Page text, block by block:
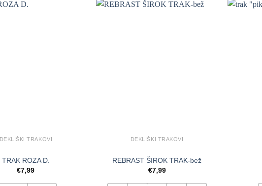
DEKLIŠKI TRAKOVI
TRAK ROZA D.
€7,99
DEKLIŠKI TRAKOVI
REBRAST ŠIROK TRAK-bež
€7,99